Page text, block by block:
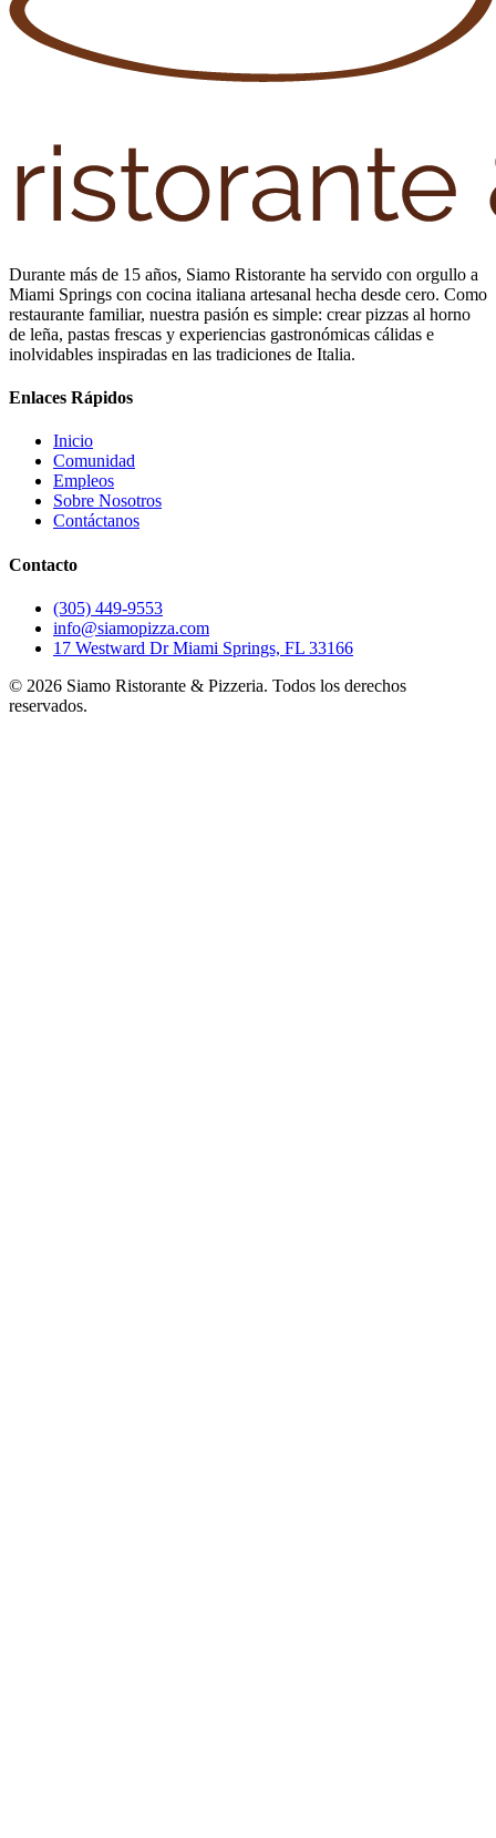
Durante más de 15 años, Siamo Ristorante ha servido con orgullo a
Miami Springs con cocina italiana artesanal hecha desde cero. Como
restaurante familiar, nuestra pasión es simple: crear pizzas al horno
de leña, pastas frescas y experiencias gastronómicas cálidas e
inolvidables inspiradas en las tradiciones de Italia.
Enlaces Rápidos
Inicio
Comunidad
Empleos
Sobre Nosotros
Contáctanos
Contacto
(305) 449-9553
info@siamopizza.com
17 Westward Dr Miami Springs, FL 33166
© 2026 Siamo Ristorante & Pizzeria. Todos los derechos
reservados.